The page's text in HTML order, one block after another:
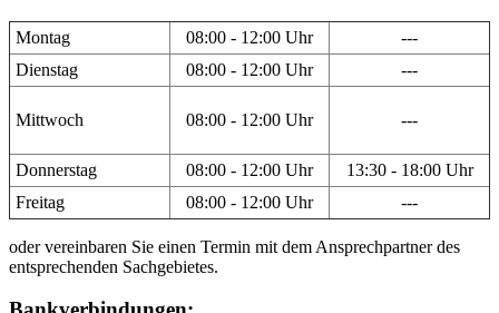
Montag 08:00 - 12:00 Uhr
---
Dienstag
08:00 - 12:00 Uhr ---
Mittwoch 08:00 - 12:00 Uhr ---
Donnerstag 08:00 - 12:00 Uhr
13:30 - 18:00 Uhr
Freitag
08:00 - 12:00 Uhr ---
oder vereinbaren Sie einen Termin mit dem Ansprechpartner des
entsprechenden Sachgebietes.